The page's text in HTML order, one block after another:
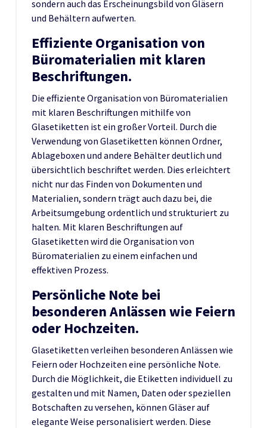
sondern auch das Erscheinungsbild von Gläsern
und Behältern aufwerten.
Effiziente Organisation von
Büromaterialien mit klaren
Beschriftungen.
Die effiziente Organisation von Büromaterialien
mit klaren Beschriftungen mithilfe von
Glasetiketten ist ein großer Vorteil. Durch die
Verwendung von Glasetiketten können Ordner,
Ablageboxen und andere Behälter deutlich und
übersichtlich beschriftet werden. Dies erleichtert
nicht nur das Finden von Dokumenten und
Materialien, sondern trägt auch dazu bei, die
Arbeitsumgebung ordentlich und strukturiert zu
halten. Mit klaren Beschriftungen auf
Glasetiketten wird die Organisation von
Büromaterialien zu einem einfachen und
effektiven Prozess.
Persönliche Note bei
besonderen Anlässen wie Feiern
oder Hochzeiten.
Glasetiketten verleihen besonderen Anlässen wie
Feiern oder Hochzeiten eine persönliche Note.
Durch die Möglichkeit, die Etiketten individuell zu
gestalten und mit Namen, Daten oder speziellen
Botschaften zu versehen, können Gläser auf
elegante Weise personalisiert werden. Diese